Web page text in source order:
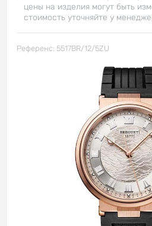
цены на изделия могут быть
стоимость уточняйте у
Референс: 5517BR/12/5ZU